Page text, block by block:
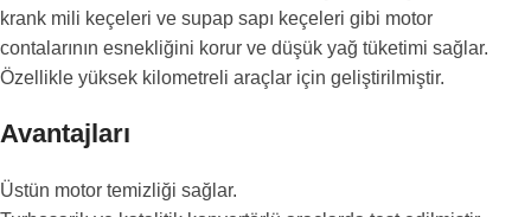
krank mili keçeleri ve supap sapı keçeleri gibi motor
contalarının esnekliğini korur ve düşük yağ tüketimi sağlar.
Özellikle yüksek kilometreli araçlar için geliştirilmiştir.
Avantajları
Üstün motor temizliği sağlar.